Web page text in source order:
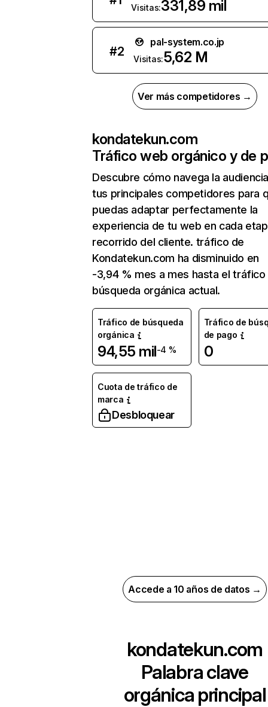
Visitas:331,89 mil
#2
pal-system.co.jp
Visitas:5,62 M
Ver más competidores →
kondatekun.com
Tráfico web orgánico y de
Descubre cómo navega la
tus principales competidores para
puedas adaptar perfectamente la
experiencia de tu web en cada
recorrido del cliente. tráfico de
Kondatekun.com ha disminuido en
-3,94 % mes a mes hasta el tráfico
búsqueda orgánica actual.
Tráfico de búsqueda
orgánica
94,55 mil-4 %
Tráfico de
de pago
0
Cuota de tráfico de
marca
Desbloquear
Accede a 10 años de datos →
kondatekun.com
Palabra clave
orgánica principal